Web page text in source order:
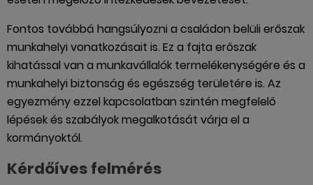
Fontos továbbá hangsúlyozni a családon belüli erőszak
munkahelyi vonatkozásait is. Ez a fajta erőszak
kihatással van a munkavállalók termelékenységére és a
munkahelyi biztonság és egészség területére is. Az
egyezmény ezzel kapcsolatban szintén megfelelő
lépések és szabályok megalkotását várja el a
kormányoktól.
Kérdőíves felmérés